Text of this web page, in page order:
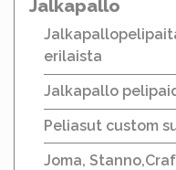
Jalkapallo
erilaista
Jalkapallo
Peliasut custom
Joma,